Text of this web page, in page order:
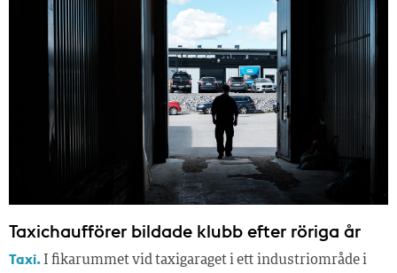
Taxichaufförer bildade klubb efter röriga år
Taxi. I fikarummet vid taxigaraget i ett industriområde i